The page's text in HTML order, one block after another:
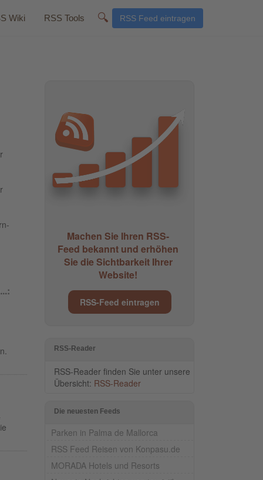
Wiki RSS Tools 🔍 RSS Feed eintragen
Machen Sie Ihren RSS-
Feed bekannt und erhöhen
Sie die Sichtbarkeit Ihrer
Website!
RSS-Feed eintragen
RSS-Reader
RSS-Reader finden Sie unter unsere
Übersicht: RSS-Reader
Die neuesten Feeds
Parken in Palma de Mallorca
RSS Feed Reisen von Konpasu.de
MORADA Hotels und Resorts